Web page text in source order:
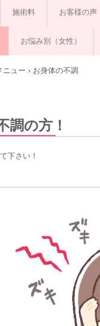
施術料 お客様の声
お悩み別（女性）
ニュー › お身体の不調
調の方！
下さい！